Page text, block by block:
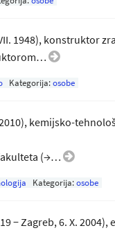
1948), konstruktor
Kategorija:osobe
2010), kemijsko-
(→…
Kategorija:osobe
− Zagreb, 6. X.